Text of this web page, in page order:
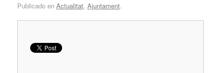
Publicado en Actualitat, Ajuntament.